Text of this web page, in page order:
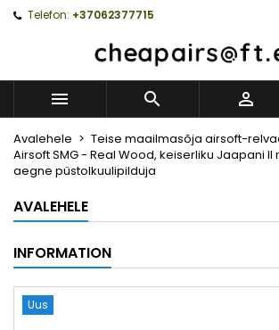
Telefon: +37062377715
  
Avalehele Teise maailmasõja airsoft-
Airsoft SMG - Real Wood, keiserliku Jaapani
aegne püstolkuulipilduja
AVALEHELE
INFORMATION
Uus